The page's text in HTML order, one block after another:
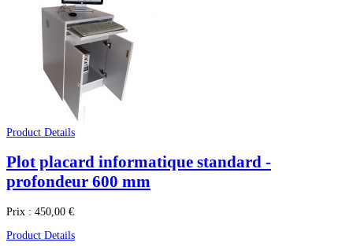
Product Details
Plot placard informatique standard -
profondeur 600 mm
Prix : 450,00 €
Product Details